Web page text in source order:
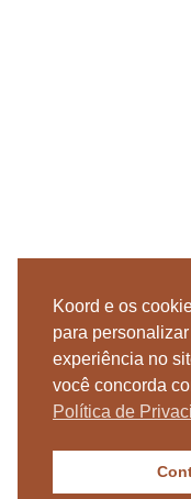
Koord e os
para
experiência no
você concorda
Política de